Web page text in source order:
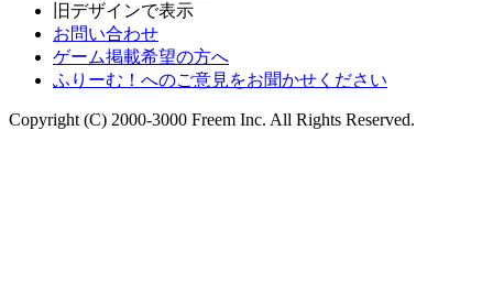
旧デザインで表示
お問い合わせ
ゲーム掲載希望の方へ
ふりーむ！へのご意見をお聞かせください
Copyright (C) 2000-3000 Freem Inc. All Rights Reserved.